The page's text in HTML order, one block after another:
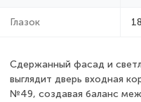
Глазок
Сдержанный фасад и
выглядит дверь входная
№49, создавая баланс